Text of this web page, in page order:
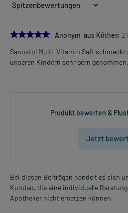
5.0Anonym aus Köthen
Sanostol Multi-Vitamin Saft schmeckt
unseren Kindern sehr gern genommen.
Produkt bewerten &
Jetzt
Bei diesen Beiträgen handelt es sich
Kunden, die eine individuelle
Apotheker nicht ersetzen können.